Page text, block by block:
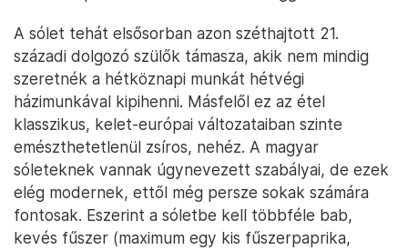
A sólet tehát elsősorban azon széthajtott 21.
századi dolgozó szülők támasza, akik nem mindig
szeretnék a hétköznapi munkát hétvégi
házimunkával kipihenni. Másfelől ez az étel
klasszikus, kelet-európai változataiban szinte
emészthetetlenül zsíros, nehéz. A magyar
sóleteknek vannak úgynevezett szabályai, de ezek
elég modernek, ettől még persze sokak számára
fontosak. Eszerint a sóletbe kell többféle bab,
kevés fűszer (maximum egy kis fűszerpaprika,